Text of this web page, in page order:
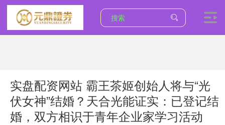
实盘配资网站 霸王茶姬创始人将与“光
伏女神”结婚？天合光能证实：已登记结
婚，双方相识于青年企业家学习活动